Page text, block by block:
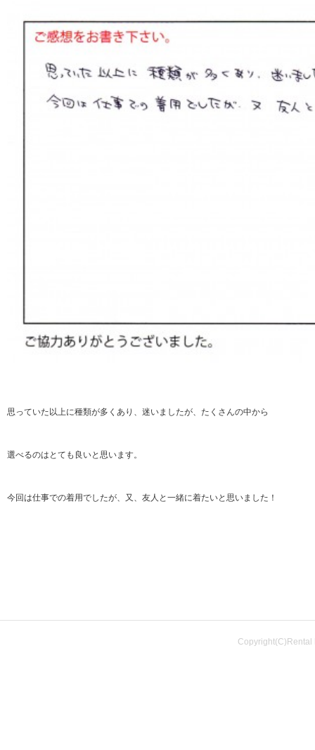
思っていた以上に種類が多くあり、迷いましたが、たくさんの中から
選べるのはとても良いと思います。
今回は仕事での着用でしたが、又、友人と一緒に着たいと思いました！